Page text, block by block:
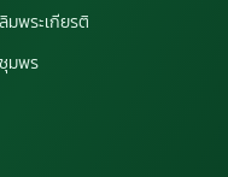
มพระเกียรติ
มพร